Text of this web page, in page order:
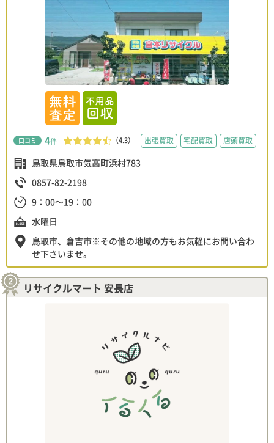
口コミ 4件 （4.3） 出張買取 宅配買取 店頭買取
鳥取県鳥取市気高町浜村783
0857-82-2198
9：00～19：00
水曜日
鳥取市、倉吉市※その他の地域の方もお気軽にお問い合わ
せ下さいませ。
リサイクルマート 安長店